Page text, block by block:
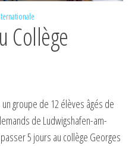
Collège
groupe de 12 élèves âgés de
de Ludwigshafen-am-
5 jours au collège Georges